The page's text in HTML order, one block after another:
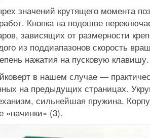
значений крутящего момента
Кнопка на подошве
зависящих от размерности
из поддиапазонов скорость
нажатия на пусковую клавишу.
в нашем случае —
на предыдущих страницах.
сильнейшая пружина.
«начинки» (3).